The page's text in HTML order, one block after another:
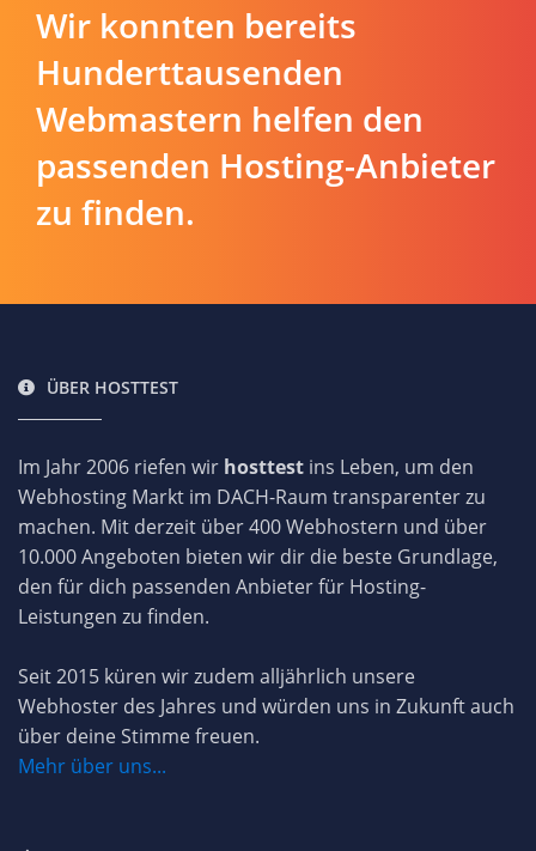
Wir konnten bereits
Hunderttausenden
Webmastern helfen den
passenden Hosting-Anbieter
zu finden.
ÜBER HOSTTEST
Im Jahr 2006 riefen wir hosttest ins Leben, um den
Webhosting Markt im DACH-Raum transparenter zu
machen. Mit derzeit über 400 Webhostern und über
10.000 Angeboten bieten wir dir die beste Grundlage,
den für dich passenden Anbieter für Hosting-
Leistungen zu finden.
Seit 2015 küren wir zudem alljährlich unsere
Webhoster des Jahres und würden uns in Zukunft auch
über deine Stimme freuen.
Mehr über uns...